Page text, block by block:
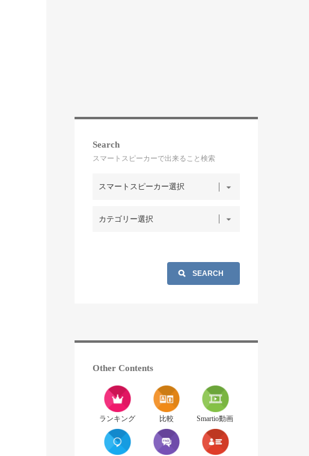
Search
スマートスピーカーで出来ること検索
Other Contents
ランキング 比較 Smartio動画